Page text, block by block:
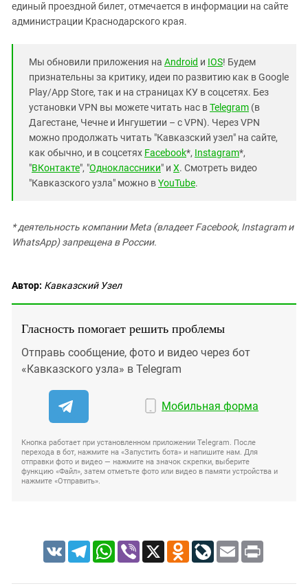
единый проездной билет, отмечается в информации на сайте
администрации Краснодарского края.
Мы обновили приложения на Android и IOS! Будем
признательны за критику, идеи по развитию как в Google
Play/App Store, так и на страницах КУ в соцсетях. Без
установки VPN вы можете читать нас вTelegram (в
Дагестане, Чечне и Ингушетии – с VPN). Через VPN
можно продолжать читать "Кавказский узел" на сайте,
как обычно, и в соцсетях Facebook*, Instagram*,
"ВКонтакте", "Одноклассники" и X. Смотреть видео
"Кавказского узла" можно вYouTube.
* деятельность компании Meta (владеет Facebook, Instagram и
WhatsApp) запрещена в России.
Автор: Кавказский Узел
Гласность помогает решить проблемы
Отправь сообщение, фото и видео через бот
«Кавказского узла» в Telegram
Мобильная форма
Кнопка работает при установленном приложении Telegram. После
перехода в бот, нажмите на «Запустить бота» и напишите нам. Для
отправки фото и видео — нажмите на значок скрепки, выберите
функцию «Файл», затем отметьте фото или видео в памяти устройства и
нажмите «Отправить».
VK TelegramWhatsApp
Viber X Odnoklassniki
LiveJournal
Email Print